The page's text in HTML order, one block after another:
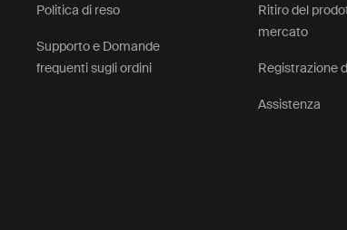
Politica di reso
Supporto e Domande
frequenti sugli ordini
Ritiro del
mercato
Registrazione
Assistenza